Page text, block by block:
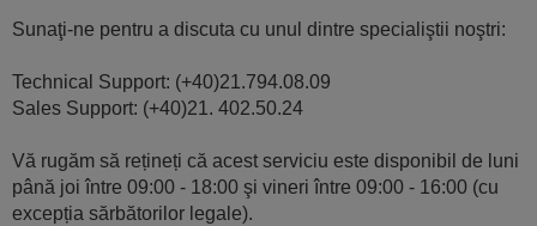
Sunaţi-ne pentru a discuta cu unul dintre specialiştii noştri:
Technical Support: (+40)21.794.08.09
Sales Support: (+40)21. 402.50.24
Vă rugăm să rețineți că acest serviciu este disponibil de luni
până joi între 09:00 - 18:00 şi vineri între 09:00 - 16:00 (cu
excepția sărbătorilor legale).